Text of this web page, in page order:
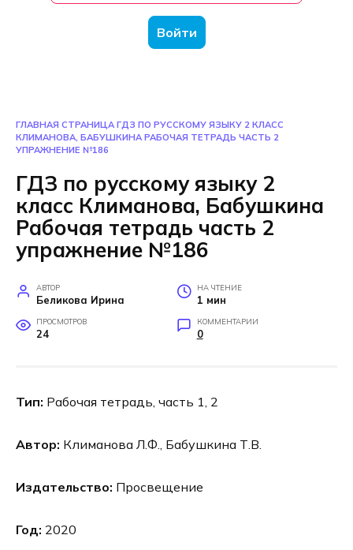
Войти
ГЛАВНАЯ СТРАНИЦА ГДЗ ПО РУССКОМУ ЯЗЫКУ 2 КЛАСС
КЛИМАНОВА, БАБУШКИНА РАБОЧАЯ ТЕТРАДЬ ЧАСТЬ 2
УПРАЖНЕНИЕ №186
ГДЗ по русскому языку 2
класс Климанова, Бабушкина
Рабочая тетрадь часть 2
упражнение №186
АВТОР
Беликова Ирина
НА ЧТЕНИЕ
1 мин
ПРОСМОТРОВ
24
КОММЕНТАРИИ
0
Тип: Рабочая тетрадь, часть 1, 2
Автор: Климанова Л.Ф., Бабушкина Т.В.
Издательство: Просвещение
Год: 2020